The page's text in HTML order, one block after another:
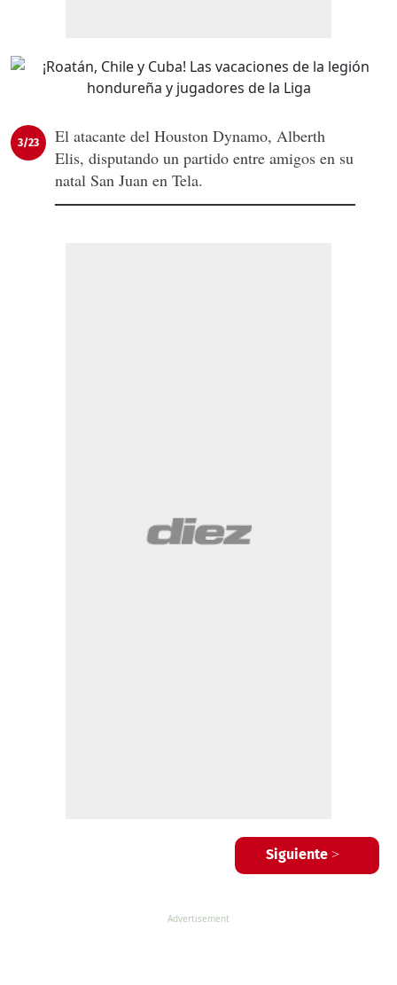
3/23
El atacante del Houston Dynamo, Alberth
Elis, disputando un partido entre amigos en su
natal San Juan en Tela.
Siguiente >